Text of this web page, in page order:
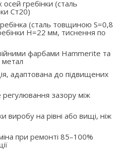
гребінки (сталь
Ст20)
(сталь товщиною S=0,8
H=22 мм, тиснення по
фарбами Hammerite та
адаптована до підвищених
регулювання зазору між
виробу на рівні або вищі, ніж
при ремонті 85–100%